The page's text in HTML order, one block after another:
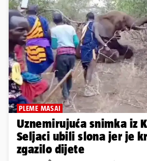
PLEME MASAI
Uznemirujuća snimka iz
Seljaci ubili slona jer je
zgazilo dijete